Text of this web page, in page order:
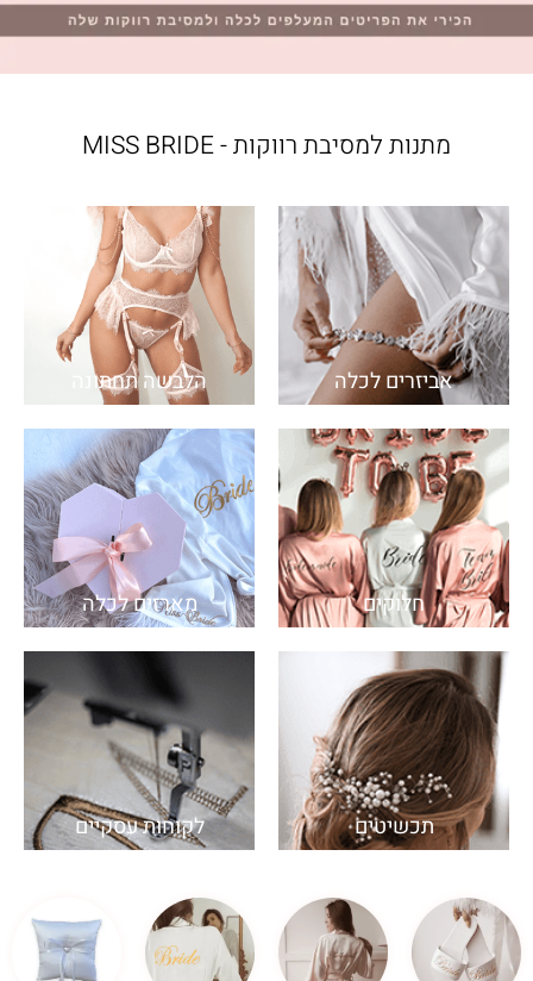
מתנות למסיבת רווקות - MISS BRIDE
אביזרים לכלה הלבשה תחתונה
חלוקים מארזים לכלה
תכשיטים לקוחות עסקיים